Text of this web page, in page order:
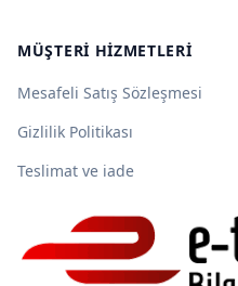
MÜŞTERI HIZMETLERI
Mesafeli Satış Sözleşmesi
Gizlilik Politikası
Teslimat ve iade